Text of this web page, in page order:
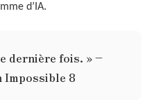
d’IA.
dernière fois. » –
Impossible 8